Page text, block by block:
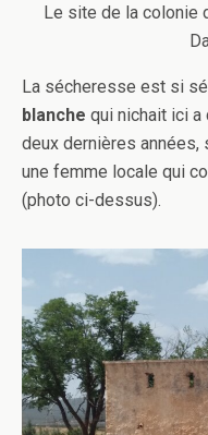
Le site de la colonie
La sécheresse est si
blanche qui nichait ici
deux dernières années,
une femme locale qui
(photo ci-dessus).